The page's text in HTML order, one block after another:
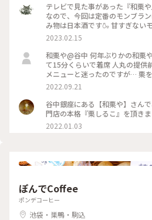
テレビで見た事があった『和栗や』
なので、今回は定番のモンブラ
み物は日本酒です🍶 甘すぎないモンブランに、日本酒が相ま
って美味しかったです❤️ もちろ
で、ご安心を😁 #Myことりっぷ #はじめての投稿 #モンブラン
#日本酒
2023.02.15
和栗や@谷中 何年ぶりかの和栗やさん この日は割と空いてい
て15分くらいで着席 人丸の提
メニューと迷ったのですが… 栗
ンブランと茎ほうじ茶のセット
ようですね… モンブランのセットは器も素敵✨ ほうじ茶が芳
ばしくて濃さも絶妙でした モン
まで飽きない甘さでいいですね
きました 9/17より整理券配布と
内に出た目的は流行りの？追い
2022.09.21
谷中銀座にある【和栗や】さん
門店の本格『栗しるこ』を頂きま
2022.01.03
ぽんでCoffee
ポンデコーヒー
池袋・巣鴨・駒込